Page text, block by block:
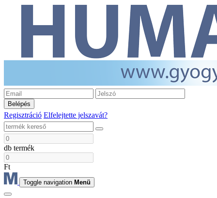
Belépés
Regisztráció Elfelejtette jelszavát?
db termék
Ft
Toggle navigation Menü